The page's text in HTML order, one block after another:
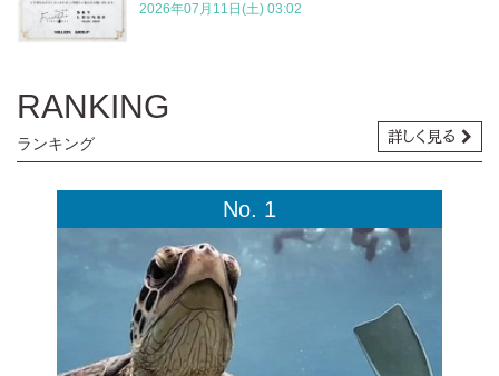
2026年07月11日(土) 03:02
RANKING
ランキング 詳しく 見る
No. 1